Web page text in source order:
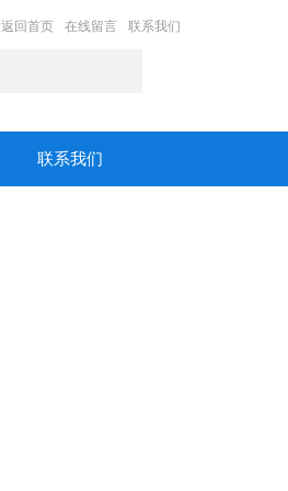
返回首页 在线留言 联系我们
联系我们